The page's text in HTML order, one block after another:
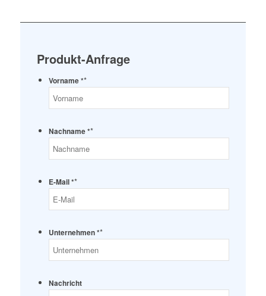
Produkt-Anfrage
Vorname **
Nachname **
E-Mail **
Unternehmen **
Nachricht